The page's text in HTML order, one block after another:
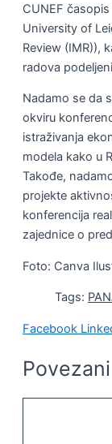
CUNEF
University of
Review (IMR)),
radova
Nadamo se da
okviru
istraživanja
modela kako u
Takođe,
projekte
konferencija
zajednice o
Foto: Canva
Tags:
Facebook